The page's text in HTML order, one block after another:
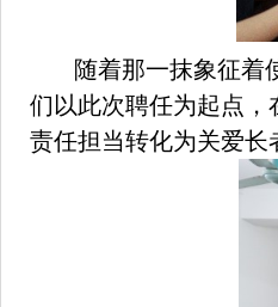
随着那一抹象征着
们以此次聘任为起点
责任担当转化为关爱长